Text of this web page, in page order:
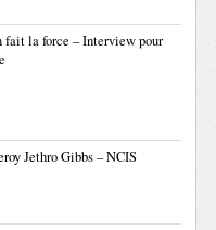
fait la force – Interview pour
Jethro Gibbs – NCIS